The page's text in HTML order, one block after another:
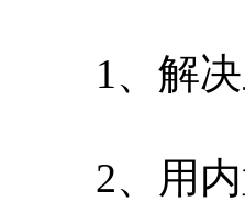
1、解决
2、用内